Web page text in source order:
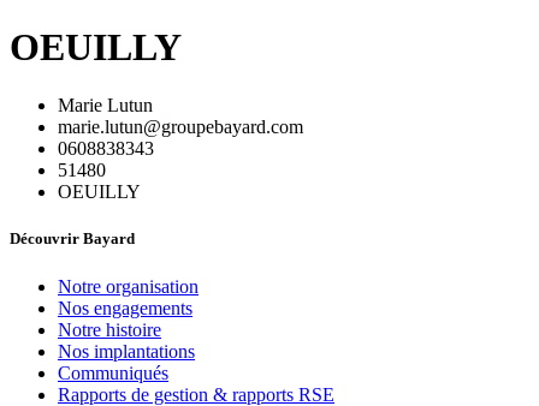
OEUILLY
Marie Lutun
marie.lutun@groupebayard.com
0608838343
51480
OEUILLY
Découvrir Bayard
Notre organisation
Nos engagements
Notre histoire
Nos implantations
Communiqués
Rapports de gestion & rapports RSE